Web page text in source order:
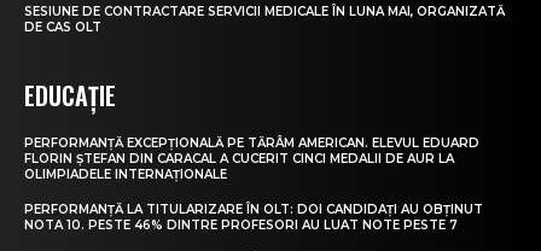
SESIUNE DE CONTRACTARE SERVICII MEDICALE ÎN LUNA MAI, ORGANIZATĂ
DE CAS OLT
EDUCAȚIE
PERFORMANȚĂ EXCEPȚIONALĂ PE TĂRÂM AMERICAN. ELEVUL EDUARD
FLORIN ȘTEFAN DIN CARACAL A CUCERIT CINCI MEDALII DE AUR LA
OLIMPIADELE INTERNAȚIONALE
PERFORMANȚĂ LA TITULARIZARE ÎN OLT: DOI CANDIDAȚI AU OBȚINUT
NOTA 10. PESTE 46% DINTRE PROFESORI AU LUAT NOTE PESTE 7